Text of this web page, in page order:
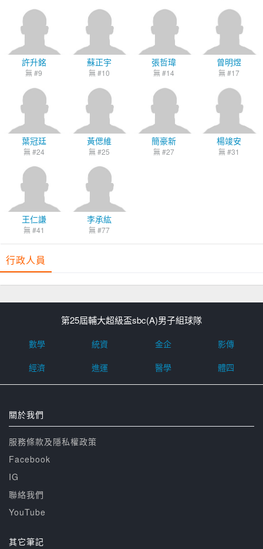
許升銘
無 #9
蘇正宇
無 #10
張哲瑋
無 #14
曾明煜
無 #17
葉冠廷
無 #24
黃偲維
無 #25
簡豪新
無 #27
楊竣安
無 #31
王仁謙
無 #41
李承紘
無 #77
行政人員
第25屆輔大超級盃sbc(A)男子組球隊
數學 統資 金企
影傳
經濟
進運 醫學 體四
關於我們
服務條款及隱私權政策
Facebook
IG
聯絡我們
YouTube
其它筆記